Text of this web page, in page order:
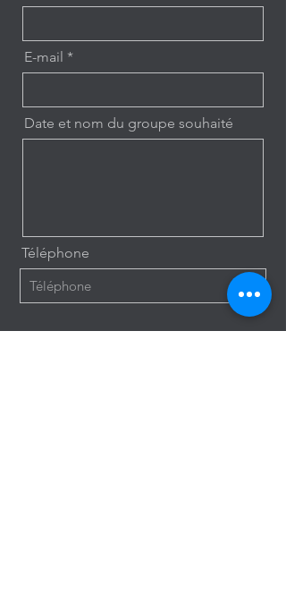
E-mail
Date et nom du groupe souhaité
Téléphone